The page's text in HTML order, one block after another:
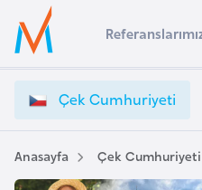
Ülke Seçimi
Başvuru yapmak istediğiniz ülkeyi
Üye
Girişi
e
C
u
m
h
Çek Cumhuriyeti
Anasayfa Çek Cumhuriyeti
s
t
r
a